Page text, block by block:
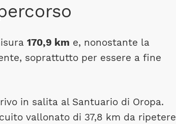
170,9 km e, nonostante la
soprattutto per essere a fine
in salita al Santuario di Oropa.
vallonato di 37,8 km da ripetere